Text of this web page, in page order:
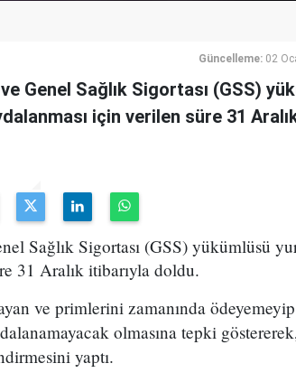
Güncelleme: 02
Genel Sağlık Sigortası (GSS)
için verilen süre 31
Sağlık Sigortası (GSS) yükümlüsü
31 Aralık itibarıyla doldu.
ve primlerini zamanında
olmasına tepki
yaptı.